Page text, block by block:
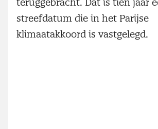
streefdatum die in het Parijse
klimaatakkoord is vastgelegd.